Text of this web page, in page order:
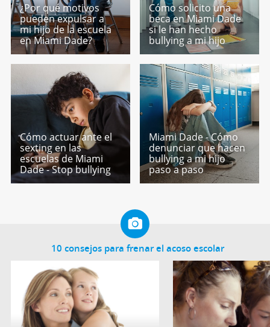
¿Por qué motivos
pueden expulsar a
mi hijo de la escuela
en Miami Dade?
Cómo solicito una
beca en Miami Dade
si le han hecho
bullying a mi hijo
Cómo actuar ante el
sexting en las
escuelas de Miami
Dade - Stop bullying
Miami Dade - Cómo
denunciar que hacen
bullying a mi hijo
paso a paso
10 consejos para frenar el acoso escolar